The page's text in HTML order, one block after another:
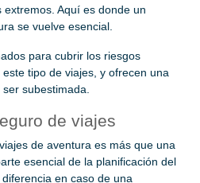
Aquí es donde un
se vuelve esencial.
para cubrir los riesgos
tipo de viajes, y ofrecen una
subestimada.
de viajes
de aventura es más que una
esencial de la planificación del
en caso de una